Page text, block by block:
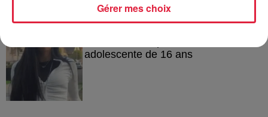
adolescente de 16 ans
Gérer mes choix